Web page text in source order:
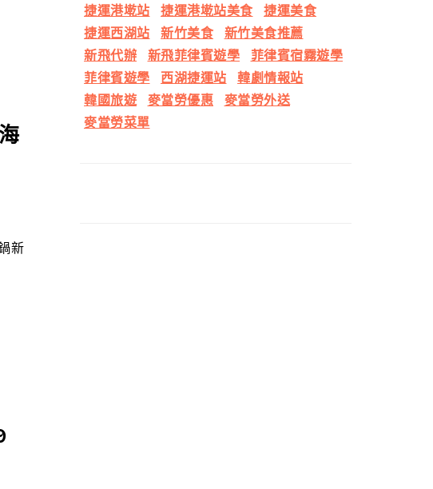
新
捷運港墘站
捷運港墘站美食
捷運美食
捷運西湖站
新竹美食
新竹美食推薦
新飛代辦
新飛菲律賓遊學
菲律賓宿霧遊學
菲律賓遊學
西湖捷運站
韓劇情報站
韓國旅遊
麥當勞優惠
麥當勞外送
麥當勞菜單